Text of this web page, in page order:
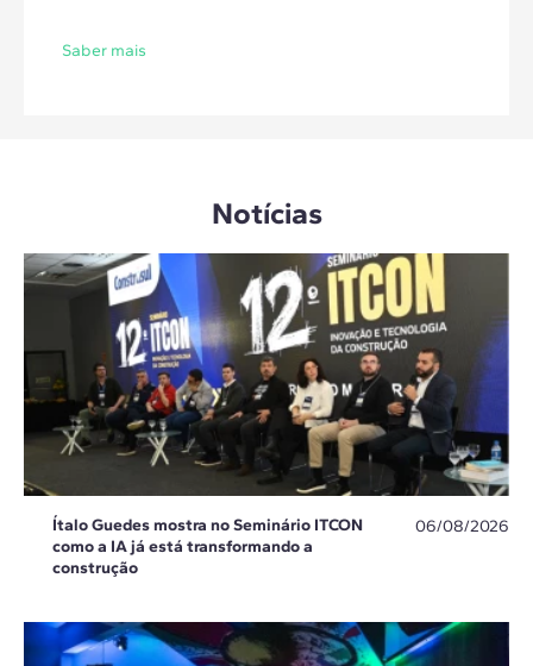
Saber mais
Notícias
Ítalo Guedes mostra no Seminário ITCON
como a IA já está transformando a
construção
06/08/2026